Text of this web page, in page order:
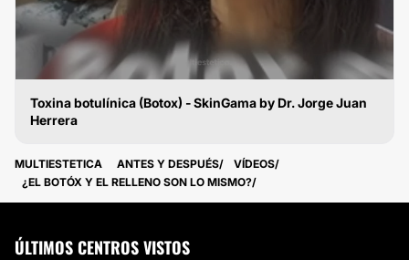
Toxina botulínica (Botox) - SkinGama by Dr. Jorge Juan
Herrera
MULTIESTETICA ANTES Y DESPUÉS
VÍDEOS
¿EL BOTÓX Y EL RELLENO SON LO MISMO?
ÚLTIMOS CENTROS VISTOS